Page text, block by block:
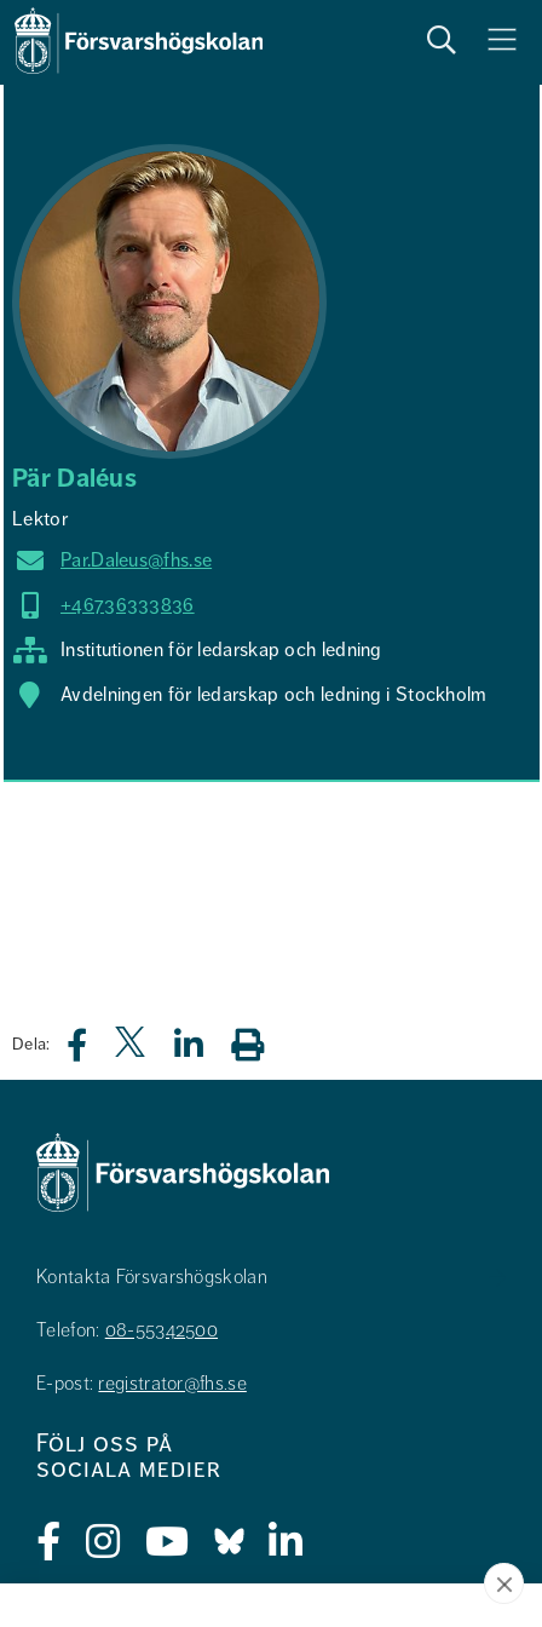
Sök Meny
Pär Daléus
Lektor
Par.Daleus@fhs.se
+46736333836
Institutionen för ledarskap och ledning
Avdelningen för ledarskap och ledning i Stockholm
Dela:
Kontakta Försvarshögskolan
Telefon: 08-55342500
E-post: registrator@fhs.se
Följ oss på
sociala medier